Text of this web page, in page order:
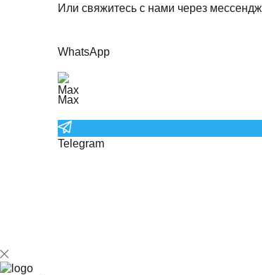
Или свяжитесь с нами через
WhatsApp
Max
Telegram